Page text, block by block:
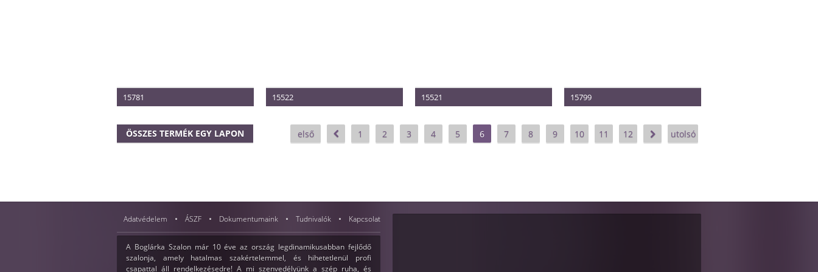
15781
Termék vételára: 340.000 Ft
15522
Termék vételára: 340.000 Ft
15521
Termék vételára: 340.000 Ft
15799
Termék vételára: 340.000 Ft
ÖSSZES TERMÉK EGY LAPON első 1 2 3 4 5 6 7 8 9 10 11 12 utolsó
Adatvédelem ÁSZF Dokumentumaink Tudnivalók Kapcsolat
A Boglárka Szalon már 10 éve az ország legdinamikusabban fejlődő
szalonja, amely hatalmas szakértelemmel, és hihetetlenül profi
csapattal áll rendelkezésedre! A mi szenvedélyünk a szép ruha, és